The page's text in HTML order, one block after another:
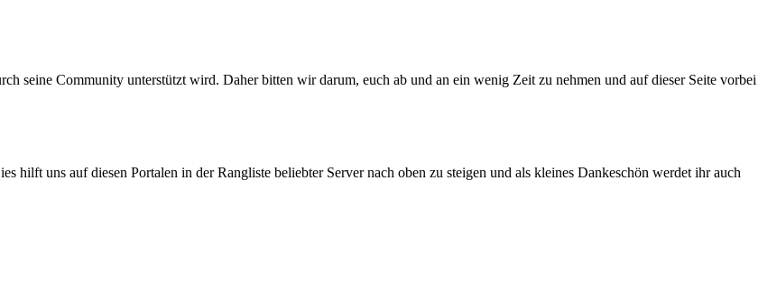
seine Community unterstützt wird. Daher bitten wir darum, euch ab und an ein wenig Zeit zu nehmen und auf dieser Seite vorbei
hilft uns auf diesen Portalen in der Rangliste beliebter Server nach oben zu steigen und als kleines Dankeschön werdet ihr auch